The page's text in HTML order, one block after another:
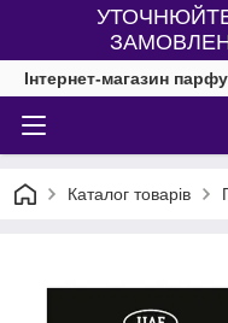
Інтернет-магазин
Каталог товарів